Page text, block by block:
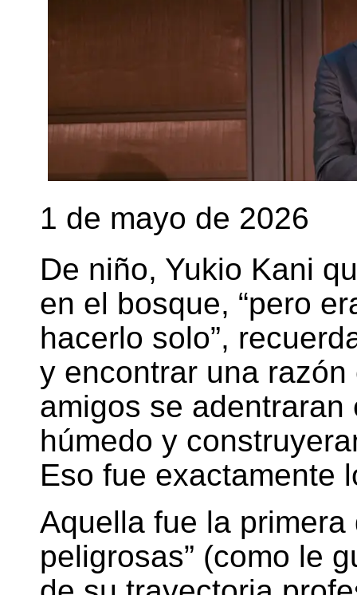
1 de mayo de 2026
De niño, Yukio Kani
en el bosque, “pero
hacerlo solo”,
y encontrar una
amigos se
húmedo y
Eso fue exactamente
Aquella fue la primera
peligrosas” (como le